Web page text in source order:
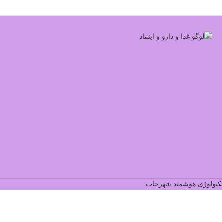
هوشمند شهرجاب